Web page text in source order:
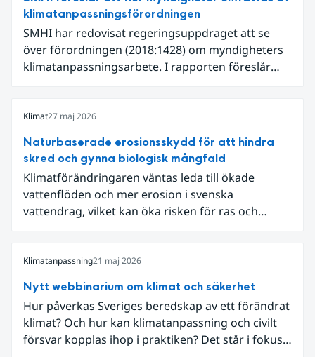
klimatanpassningsförordningen
SMHI har redovisat regeringsuppdraget att se
över förordningen (2018:1428) om myndigheters
klimatanpassningsarbete. I rapporten föreslår
Klimat27 maj 2026
Naturbaserade erosionsskydd för att hindra
skred och gynna biologisk mångfald
Klimatförändringaren väntas leda till ökade
vattenflöden och mer erosion i svenska
vattendrag, vilket kan öka risken för ras och
ligger nära älven. När Trafikverket skulle säkra
vägen valde myndigheten, tillsammans med
Statens geotekniska institut (SGI), att arbeta med
naturbaserade erosionsskydd där teknisk
säkerhet kombineras med biologisk mångfald och
hänsyn till landskapet.
Klimatanpassning21 maj 2026
Nytt webbinarium om klimat och säkerhet
Hur påverkas Sveriges beredskap av ett förändrat
klimat? Och hur kan klimatanpassning och civilt
försvar kopplas ihop i praktiken? Det står i fokus i